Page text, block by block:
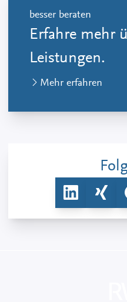
besser beraten
Erfahre mehr
Leistungen.
Mehr erfahren